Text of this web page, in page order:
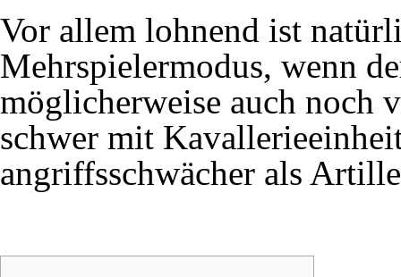
Vor allem lohnend ist
Mehrspielermodus, wenn
möglicherweise auch noch
schwer mit
angriffsschwächer als